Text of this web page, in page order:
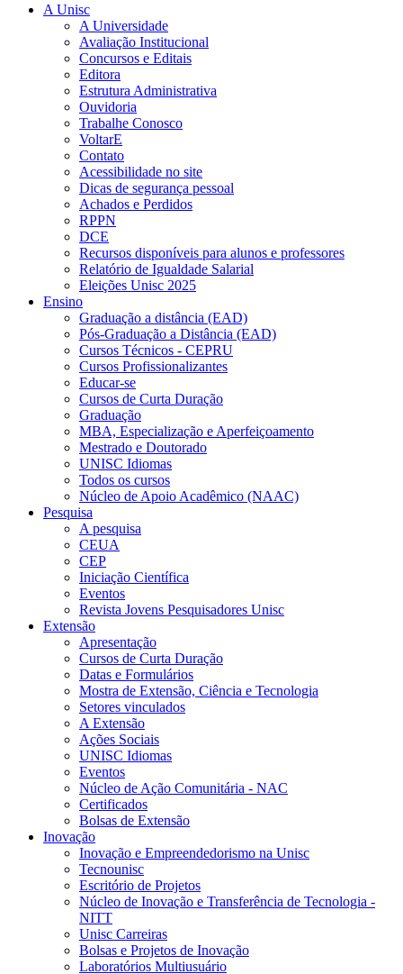
A Unisc
A Universidade
Avaliação Institucional
Concursos e Editais
Editora
Estrutura Administrativa
Ouvidoria
Trabalhe Conosco
VoltarE
Contato
Acessibilidade no site
Dicas de segurança pessoal
Achados e Perdidos
RPPN
DCE
Recursos disponíveis para alunos e professores
Relatório de Igualdade Salarial
Eleições Unisc 2025
Ensino
Graduação a distância (EAD)
Pós-Graduação a Distância (EAD)
Cursos Técnicos - CEPRU
Cursos Profissionalizantes
Educar-se
Cursos de Curta Duração
Graduação
MBA, Especialização e Aperfeiçoamento
Mestrado e Doutorado
UNISC Idiomas
Todos os cursos
Núcleo de Apoio Acadêmico (NAAC)
Pesquisa
A pesquisa
CEUA
CEP
Iniciação Científica
Eventos
Revista Jovens Pesquisadores Unisc
Extensão
Apresentação
Cursos de Curta Duração
Datas e Formulários
Mostra de Extensão, Ciência e Tecnologia
Setores vinculados
A Extensão
Ações Sociais
UNISC Idiomas
Eventos
Núcleo de Ação Comunitária - NAC
Certificados
Bolsas de Extensão
Inovação
Inovação e Empreendedorismo na Unisc
Tecnounisc
Escritório de Projetos
Núcleo de Inovação e Transferência de Tecnologia -
NITT
Unisc Carreiras
Bolsas e Projetos de Inovação
Laboratórios Multiusuário